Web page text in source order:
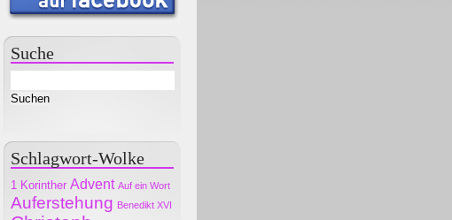
Suche
Schlagwort-Wolke
1 Korinther Advent Auf ein Wort
Auferstehung Benedikt XVI